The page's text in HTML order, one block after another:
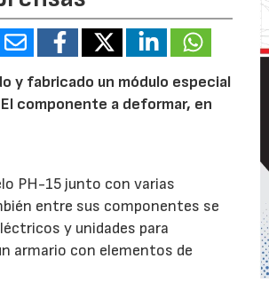
y fabricado un módulo especial
componente a deformar, en
PH-15 junto con varias
entre sus componentes se
y unidades para
armario con elementos de